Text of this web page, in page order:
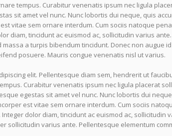
tempus. Curabitur venenatis ipsum nec ligula
sit amet vel nunc. Nunc lobortis dui neque, quis
vitae sem ornare interdum. Cum sociis natoque
diam, tincidunt ac euismod ac, sollicitudin varius
a turpis bibendum tincidunt. Donec non augue
posuere. Mauris congue venenatis nisl ut varius.
elit. Pellentesque diam sem, hendrerit ut
Curabitur venenatis ipsum nec ligula placerat
egestas sit amet vel nunc. Nunc lobortis dui
est vitae sem ornare interdum. Cum sociis
dolor diam, tincidunt ac euismod ac, sollicitudin
sollicitudin varius ante. Pellentesque elementum